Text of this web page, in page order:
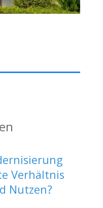
Verhältnis
Nutzen?